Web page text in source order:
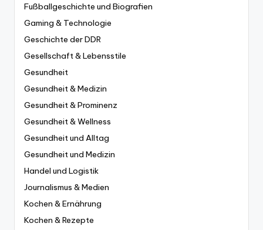
Fußballgeschichte und Biografien
Gaming & Technologie
Geschichte der DDR
Gesellschaft & Lebensstile
Gesundheit
Gesundheit & Medizin
Gesundheit & Prominenz
Gesundheit & Wellness
Gesundheit und Alltag
Gesundheit und Medizin
Handel und Logistik
Journalismus & Medien
Kochen & Ernährung
Kochen & Rezepte